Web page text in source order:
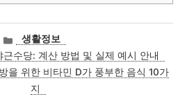
카
테
고
리
생활정보
근수당: 계산 방법 및 실제 예시 안내
을 위한 비타민 D가 풍부한 음식 10가
지